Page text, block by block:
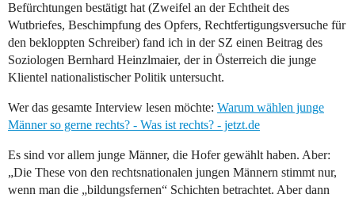
Befürchtungen bestätigt hat (Zweifel an der Echtheit des
Wutbriefes, Beschimpfung des Opfers, Rechtfertigungsversuche für
den bekloppten Schreiber) fand ich in der SZ einen Beitrag des
Soziologen Bernhard Heinzlmaier, der in Österreich die junge
Klientel nationalistischer Politik untersucht.
Wer das gesamte Interview lesen möchte: Warum wählen junge
Männer so gerne rechts? - Was ist rechts? - jetzt.de
Es sind vor allem junge Männer, die Hofer gewählt haben. Aber:
„Die These von den rechtsnationalen jungen Männern stimmt nur,
wenn man die „bildungsfernen“ Schichten betrachtet. Aber dann